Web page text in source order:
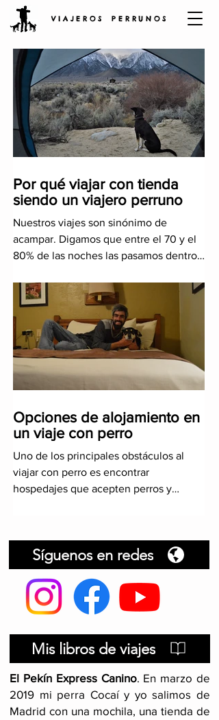
V I A J E R O S P E R R U N O S
Por qué viajar con tienda
siendo un viajero perruno
Nuestros viajes son sinónimo de
acampar. Digamos que entre el 70 y el
80% de las noches las pasamos dentro
Opciones de alojamiento en
un viaje con perro
Uno de los principales obstáculos al
viajar con perro es encontrar
hospedajes que acepten perros y
Síguenos en redes
Mis libros de viajes
El Pekín Express Canino. En marzo de
2019 mi perra Cocaí y yo salimos de
Madrid con una mochila, una tienda de